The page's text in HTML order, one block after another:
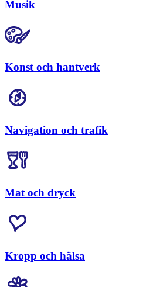
Musik
Konst och hantverk
Navigation och trafik
Mat och dryck
Kropp och hälsa